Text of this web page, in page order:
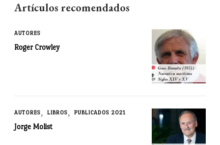
Artículos recomendados
AUTORES
Roger Crowley
AUTORES LIBROS PUBLICADOS 2021
Jorge Molist